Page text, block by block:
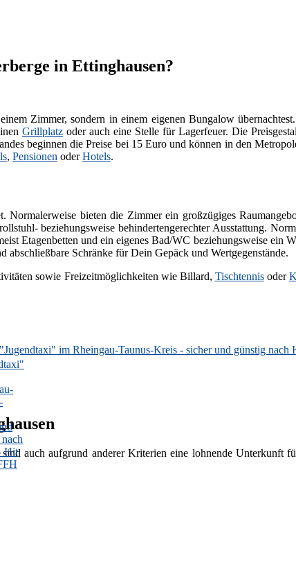
in Ettinghausen?
Zimmer, sondern in einem eigenen Bungalow
Grillplatz oder auch eine Stelle für Lagerfeuer. Die
beginnen die Preise bei 15 Euro und können in den
, Pensionen oderHotels.
bieten die Zimmer ein großzügiges
beziehungsweise behindertengerechter Ausstattung.
Etagenbetten und ein eigenes Bad/WC beziehungsweise ein
Schränke für Dein Gepäck und Wertgegenstände.
sowie Freizeitmöglichkeiten wie Billard, Tischtennisoder
"Jugendtaxi" im Rheingau-Taunus-Kreis - sicher und günstig nach
auch aufgrund anderer Kriterien eine lohnende Unterkunft